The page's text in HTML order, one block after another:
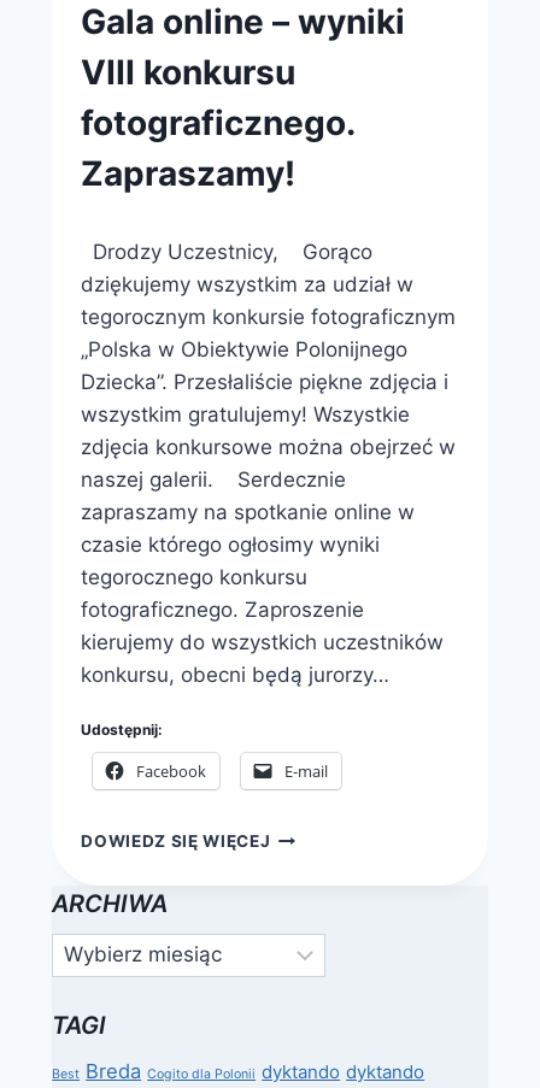
2021
Gala online – wyniki
VIII konkursu
fotograficznego.
Zapraszamy!
webmaster
zarząd
Drodzy Uczestnicy, Gorąco
dziękujemy wszystkim za udział w
tegorocznym konkursie fotograficznym
„Polska w Obiektywie Polonijnego
Dziecka”. Przesłaliście piękne zdjęcia i
wszystkim gratulujemy! Wszystkie
zdjęcia konkursowe można obejrzeć w
naszej galerii. Serdecznie
zapraszamy na spotkanie online w
czasie którego ogłosimy wyniki
tegorocznego konkursu
fotograficznego. Zaproszenie
kierujemy do wszystkich uczestników
konkursu, obecni będą jurorzy…
Udostępnij:
Facebook E-mail
DOWIEDZ SIĘ WIĘCEJ GALA
–
VIII
KONKURSU
ARCHIWA
Archiwa
TAGI
Best Breda Cogito dla Polonii dyktando dyktando